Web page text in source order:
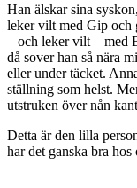
Han älskar sina
leker vilt med Gip och
– och leker vilt – med
då sover han så nära
eller under täcket.
ställning som helst.
utstruken över nån
Detta är den lilla
har det ganska bra hos